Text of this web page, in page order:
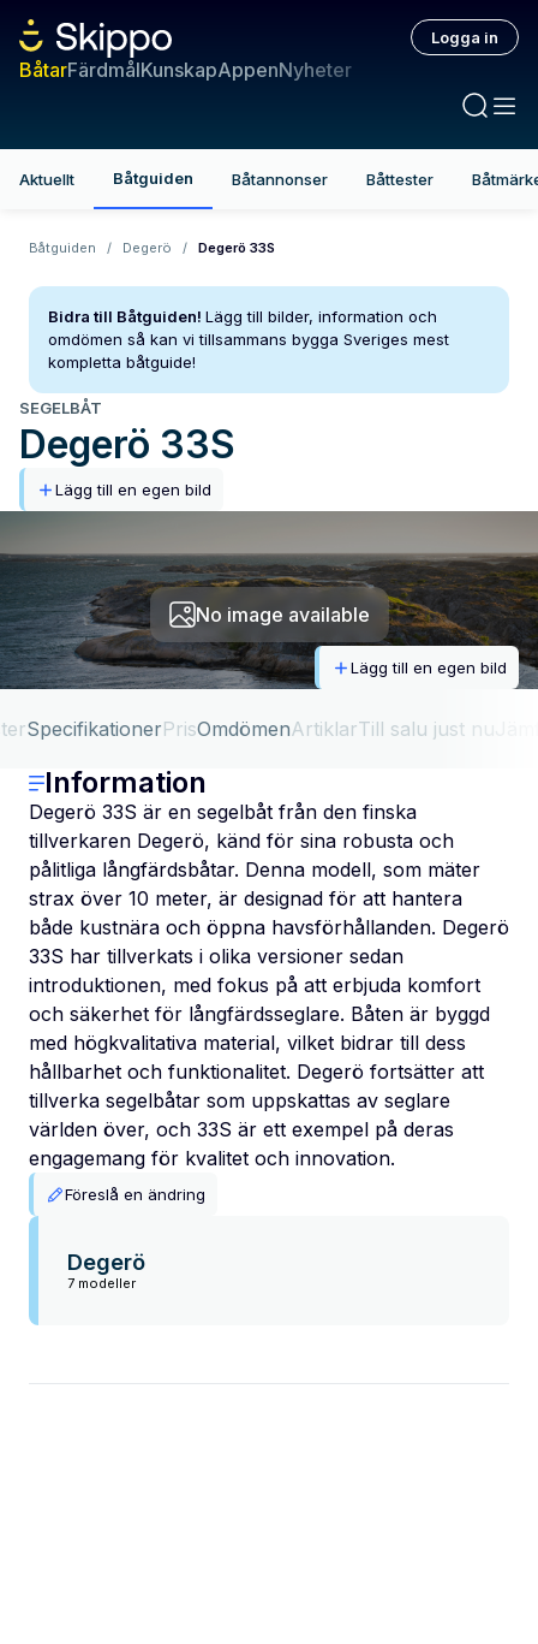
BåtarFärdmålKunskapAppenNyheter
Logga in
Aktuellt Båtguiden Båtannonser Båttester
Båtguiden / Degerö / Degerö 33S
Bidra till Båtguiden! Lägg till bilder, information och
omdömen så kan vi tillsammans bygga Sveriges mest
kompletta båtguide!
SEGELBÅT
Degerö 33S
Lägg till en egen bild
No image available
Lägg till en egen bild
SpecifikationerPrisOmdömenArtiklarTill salu just nu
Information
Degerö 33S är en segelbåt från den finska
tillverkaren Degerö, känd för sina robusta och
pålitliga långfärdsbåtar. Denna modell, som mäter
strax över 10 meter, är designad för att hantera
både kustnära och öppna havsförhållanden. Degerö
33S har tillverkats i olika versioner sedan
introduktionen, med fokus på att erbjuda komfort
och säkerhet för långfärdsseglare. Båten är byggd
med högkvalitativa material, vilket bidrar till dess
hållbarhet och funktionalitet. Degerö fortsätter att
tillverka segelbåtar som uppskattas av seglare
världen över, och 33S är ett exempel på deras
engagemang för kvalitet och innovation.
Föreslå en ändring
Degerö
7 modeller